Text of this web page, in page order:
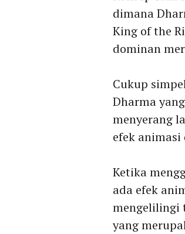
dimana
King of the
dominan
Cukup
Dharma
menyerang
efek
Ketika
ada efek
mengelilingi
yang